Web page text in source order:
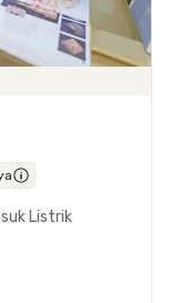
Listrik